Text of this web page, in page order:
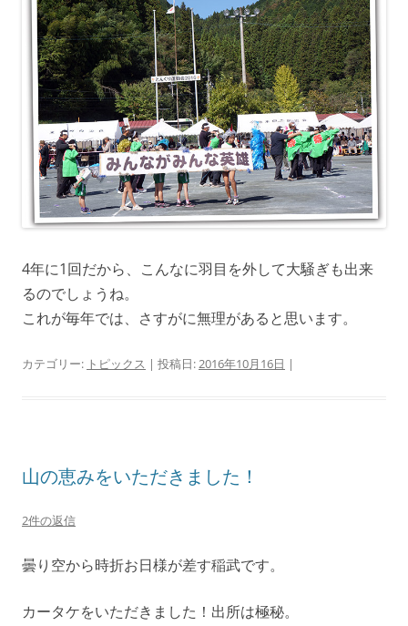
4年に1回だから、こんなに羽目を外して大騒ぎも出来
るのでしょうね。
これが毎年では、さすがに無理があると思います。
カテゴリー: トピックス | 投稿日:2016年10月16日 |
山の恵みをいただきました！
2件の返信
曇り空から時折お日様が差す稲武です。
カータケをいただきました！出所は極秘。